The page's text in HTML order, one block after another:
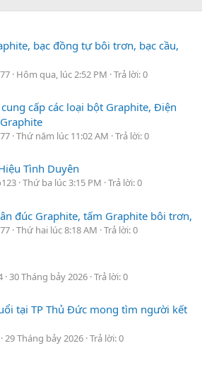
bạc đồng tự bôi trơn, bạc cầu,
Hôm qua, lúc 2:52 PM Trả lời: 0
cấp các loại bột Graphite, Điện
Thứ năm lúc 11:02 AM Trả lời: 0
Tình Duyên
Thứ ba lúc 3:15 PM Trả lời: 0
đúc Graphite, tấm Graphite bôi trơn,
Thứ hai lúc 8:18 AM Trả lời: 0
30 Tháng bảy 2026 Trả lời: 0
tại TP Thủ Đức mong tìm người kết
29 Tháng bảy 2026 Trả lời: 0